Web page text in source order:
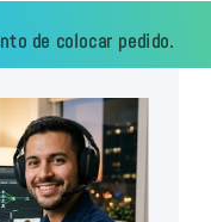
de colocar pedido.